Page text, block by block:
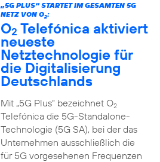
„5G PLUS“ STARTET IM GESAMTEN 5G
NETZ VON O2:
O2 Telefónica aktiviert
neueste
Netztechnologie für
die Digitalisierung
Deutschlands
Mit „5G Plus“ bezeichnet O2
Telefónica die 5G-Standalone-
Technologie (5G SA), bei der das
Unternehmen ausschließlich die
für 5G vorgesehenen Frequenzen